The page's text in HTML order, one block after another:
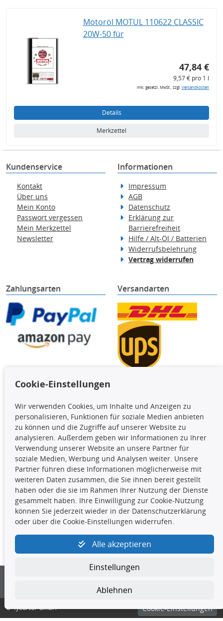
Motoröl MOTUL 110622 CLASSIC
20W-50 für
47,84 €
9,57 € pro 1 l
inkl. gesetzl. MwSt., zzgl.Versandkosten
Details
Merkzettel
Kundenservice
Kontakt
Über uns
Mein Konto
Passwort vergessen
Mein Merkzettel
Newsletter
Informationen
Impressum
AGB
Datenschutz
Erklärung zur
Barrierefreiheit
Hilfe / Alt-Öl / Batterien
Widerrufsbelehrung
Vertrag widerrufen
Zahlungsarten Versandarten
Die hier angezeigten Daten,
insbesondere die gesamte Datenbank,
dürfen nicht kopiert werden. Es ist zu
unterlassen, die Daten oder die gesamte Datenbank ohne
vorherige Zustimmung TecDocs zu vervielfältigen, zu
verbreiten und/oder diese Handlungen durch Dritte ausführen
zu lassen. Ein Zuwiderhandeln stellt eine
Urheberrechtsverletzung dar und wird verfolgt.
Kontakt
kundenservice@4yourcar.de
© 4yourcar GmbH Cookie-Einstellungen
Cookie-Einstellungen
Wir verwenden Cookies, um Inhalte und Anzeigen zu
personalisieren, Funktionen für soziale Medien anbieten
zu können und die Zugriffe auf unserer Website zu
analysieren. Außerdem geben wir Informationen zu Ihrer
Verwendung unserer Website an unsere Partner für
soziale Medien, Werbung und Analysen weiter. Unsere
Partner führen diese Informationen möglicherweise mit
weiteren Daten zusammen, die Sie ihnen bereit gestellt
haben oder die sie im Rahmen Ihrer Nutzung der Dienste
gesammelt haben. Ihre Einwilligung zur Cookie-Nutzung
können Sie jederzeit wieder in der Datenschutzerklärung
oder über die Cookie-Einstellungen widerrufen.
Alle akzeptieren
Einstellungen
Ablehnen